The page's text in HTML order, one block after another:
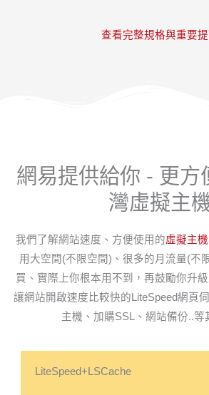
查看完整規格與重要
網易提供給你 - 更方
灣虛擬主
我們了解網站速度、方便使用的虛擬主機
用大空間(不限空間)、很多的月流量(不
買、實際上你根本用不到，再鼓勵你升
讓網站開啟速度比較快的LiteSpeed網頁
主機、加購SSL、網站備份..等
LiteSpeed+LSCache